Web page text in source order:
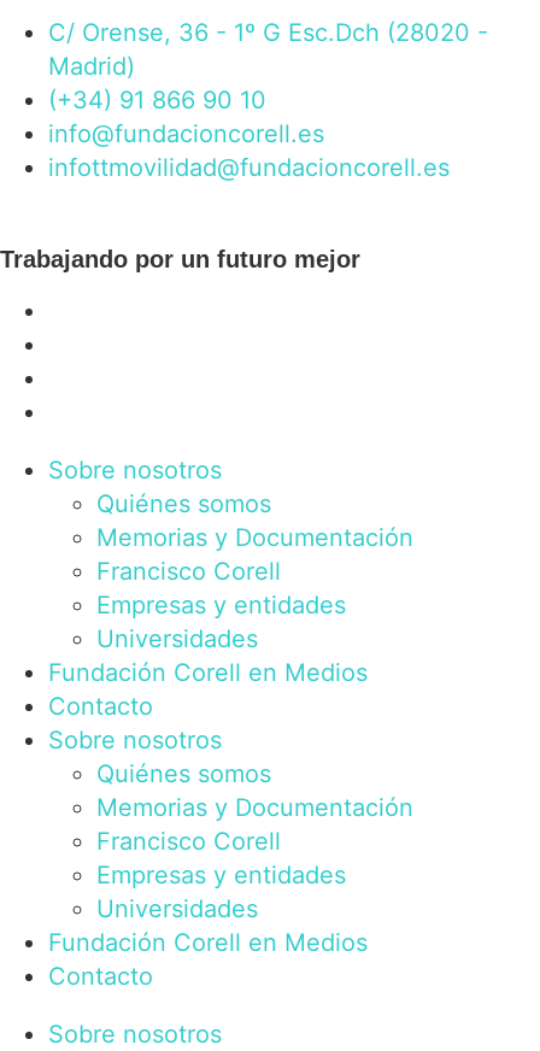
C/ Orense, 36 - 1º G Esc.Dch (28020 -
Madrid)
(+34) 91 866 90 10
info@fundacioncorell.es
infottmovilidad@fundacioncorell.es
Trabajando por un futuro mejor
Sobre nosotros
Quiénes somos
Memorias y Documentación
Francisco Corell
Empresas y entidades
Universidades
Fundación Corell en Medios
Contacto
Sobre nosotros
Quiénes somos
Memorias y Documentación
Francisco Corell
Empresas y entidades
Universidades
Fundación Corell en Medios
Contacto
Sobre nosotros